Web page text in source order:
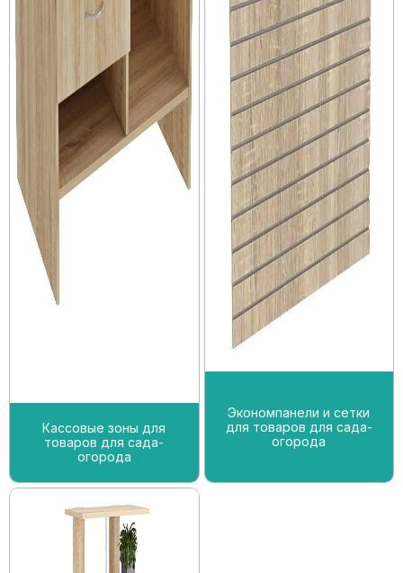
Кассовые зоны для
товаров для сада-
огорода
Экономпанели и сетки
для товаров для сада-
огорода